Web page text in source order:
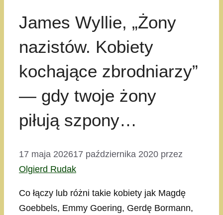
James Wyllie, „Żony
nazistów. Kobiety
kochające zbrodniarzy”
— gdy twoje żony
piłują szpony…
17 maja 202617 października 2020 przez
Olgierd Rudak
Co łączy lub różni takie kobiety jak Magdę
Goebbels, Emmy Goering, Gerdę Bormann,